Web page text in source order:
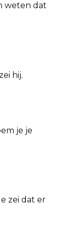
weten dat
hij.
je je
zei dat er